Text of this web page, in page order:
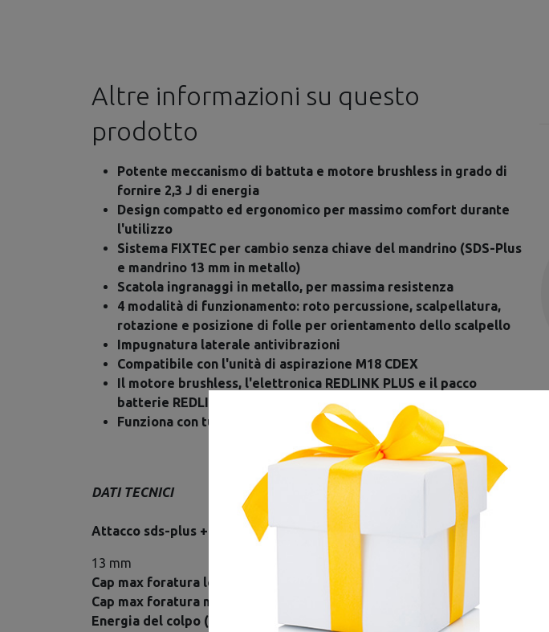
Altre informazioni su questo
prodotto
Potente meccanismo di battuta e motore brushless in grado di
fornire 2,3 J di energia
Design compatto ed ergonomico per massimo comfort durante
l'utilizzo
Sistema FIXTEC per cambio senza chiave del mandrino (SDS-Plus
e mandrino 13 mm in metallo)
Scatola ingranaggi in metallo, per massima resistenza
4 modalità di funzionamento: roto percussione, scalpellatura,
rotazione e posizione di folle per orientamento dello scalpello
Impugnatura laterale antivibrazioni
Compatibile con l'unità di aspirazione M18 CDEX
Il motore brushless, l'elettronica REDLINK PLUS e il pacco
batterie REDLITHIUM offrono prestazioni e durata superiori
Funziona con tutte le batterie M18 MILWAUKEE
DATI TECNICI
Attacco sds-plus + gambo ridotto:
13 mm
Cap max foratura legno:
Cap max foratura metallo:
Energia del colpo (epta)(j):
2.3